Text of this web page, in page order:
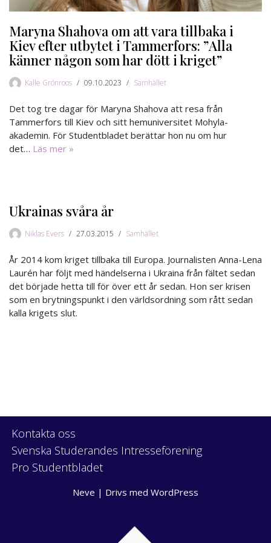
Maryna Shahova om att vara tillbaka i
Kiev efter utbytet i Tammerfors: ”Alla
känner någon som har dött i kriget”
Kalle Grönroos 09.10.2023 Samhället
Det tog tre dagar för Maryna Shahova att resa från
Tammerfors till Kiev och sitt hemuniversitet Mohyla-
akademin. För Studentbladet berättar hon nu om hur
det… Läs mer »
Ukrainas svåra år
Niklas Evers 27.03.2015 Samhället
År 2014 kom kriget tillbaka till Europa. Journalisten Anna-Lena
Laurén har följt med händelserna i Ukraina från fältet sedan
det började hetta till för över ett år sedan. Hon ser krisen
som en brytningspunkt i den världsordning som rått sedan
kalla krigets slut.
Kontakta oss
Svenska Studerandes Intresseförening
Pro Studentbladet
Neve | Drivs med WordPress